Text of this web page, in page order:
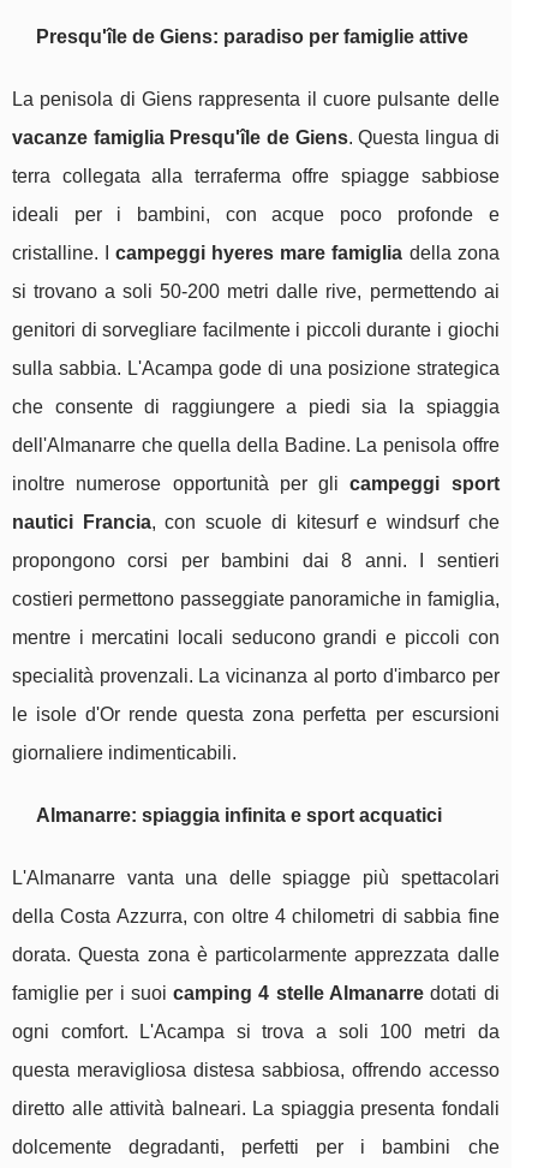
Presqu'île de Giens: paradiso per famiglie attive
La penisola di Giens rappresenta il cuore pulsante delle
vacanze famiglia Presqu'île de Giens. Questa lingua di
terra collegata alla terraferma offre spiagge sabbiose
ideali per i bambini, con acque poco profonde e
cristalline. Icampeggi hyeres mare famiglia della zona
si trovano a soli 50-200 metri dalle rive, permettendo ai
genitori di sorvegliare facilmente i piccoli durante i giochi
sulla sabbia. L'Acampa gode di una posizione strategica
che consente di raggiungere a piedi sia la spiaggia
dell'Almanarre che quella della Badine. La penisola offre
inoltre numerose opportunità per glicampeggi sport
nautici Francia, con scuole di kitesurf e windsurf che
propongono corsi per bambini dai 8 anni. I sentieri
costieri permettono passeggiate panoramiche in famiglia,
mentre i mercatini locali seducono grandi e piccoli con
specialità provenzali. La vicinanza al porto d'imbarco per
le isole d'Or rende questa zona perfetta per escursioni
giornaliere indimenticabili.
Almanarre: spiaggia infinita e sport acquatici
L'Almanarre vanta una delle spiagge più spettacolari
della Costa Azzurra, con oltre 4 chilometri di sabbia fine
dorata. Questa zona è particolarmente apprezzata dalle
famiglie per i suoicamping 4 stelle Almanarre dotati di
ogni comfort. L'Acampa si trova a soli 100 metri da
questa meravigliosa distesa sabbiosa, offrendo accesso
diretto alle attività balneari. La spiaggia presenta fondali
dolcemente degradanti, perfetti per i bambini che